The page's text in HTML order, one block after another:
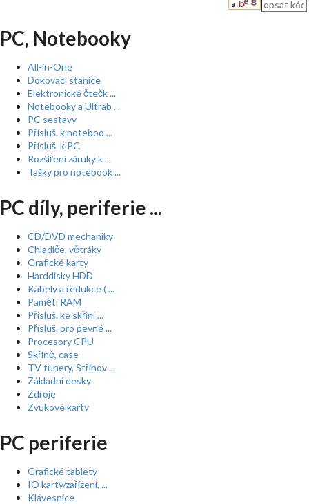
PC, Notebooky
All-in-One
Dokovací stanice
Elektronické čtečk ...
Notebooky a Ultrab ...
PC sestavy
Přísluš. k noteboo ...
Přísluš. k PC
Rozšíření záruky k ...
Tašky pro notebook ...
PC díly, periferie ...
CD/DVD mechaniky
Chladiče, větráky
Grafické karty
Harddisky HDD
Kabely a redukce ( ...
Paměti RAM
Přísluš. ke skříní ...
Přísluš. pro pevné ...
Procesory CPU
Skříně, case
TV tunery, Střihov ...
Základní desky
Zdroje
Zvukové karty
PC periferie
Grafické tablety
IO karty/zařízení, ...
Klávesnice